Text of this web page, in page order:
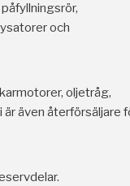
och
oljetråg,
även återförsäljare